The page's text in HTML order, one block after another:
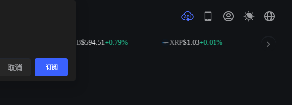
$594.51 +0.79% XRP$1.03 +0.01% SOL
取消 订阅